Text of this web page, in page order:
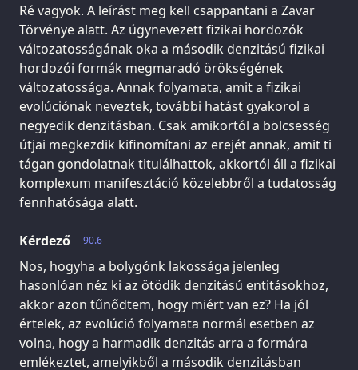
Ré vagyok. A leírást meg kell csappantani a Zavar
Törvénye alatt. Az úgynevezett fizikai hordozók
változatosságának oka a második denzitású fizikai
hordozói formák megmaradó örökségének
változatossága. Annak folyamata, amit a fizikai
evolúciónak neveztek, további hatást gyakorol a
negyedik denzitásban. Csak amikortól a bölcsesség
útjai megkezdik kifinomítani az erejét annak, amit ti
tágan gondolatnak titulálhattok, akkortól áll a fizikai
komplexum manifesztáció közelebbről a tudatosság
fennhatósága alatt.
90.6
Kérdező
Nos, hogyha a bolygónk lakossága jelenleg
hasonlóan néz ki az ötödik denzitású entitásokhoz,
akkor azon tűnődtem, hogy miért van ez? Ha jól
értelek, az evolúció folyamata normál esetben az
volna, hogy a harmadik denzitás arra a formára
emlékeztet, amelyikből a második denzitásban